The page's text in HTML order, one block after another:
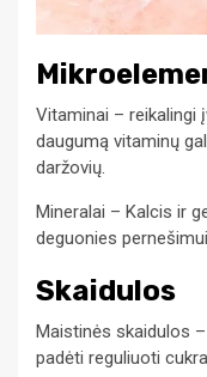
Vitaminai – reikalingi
daugumą vitaminų
daržovių.
Mineralai – Kalcis ir
deguonies
Skaidulos
Maistinės skaidulos
padėti reguliuoti